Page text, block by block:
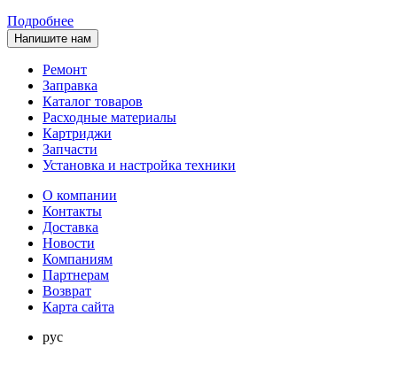
Подробнее
Напишите нам
Ремонт
Заправка
Каталог товаров
Расходные материалы
Картриджи
Запчасти
Установка и настройка техники
О компании
Контакты
Доставка
Новости
Компаниям
Партнерам
Возврат
Карта сайта
рус